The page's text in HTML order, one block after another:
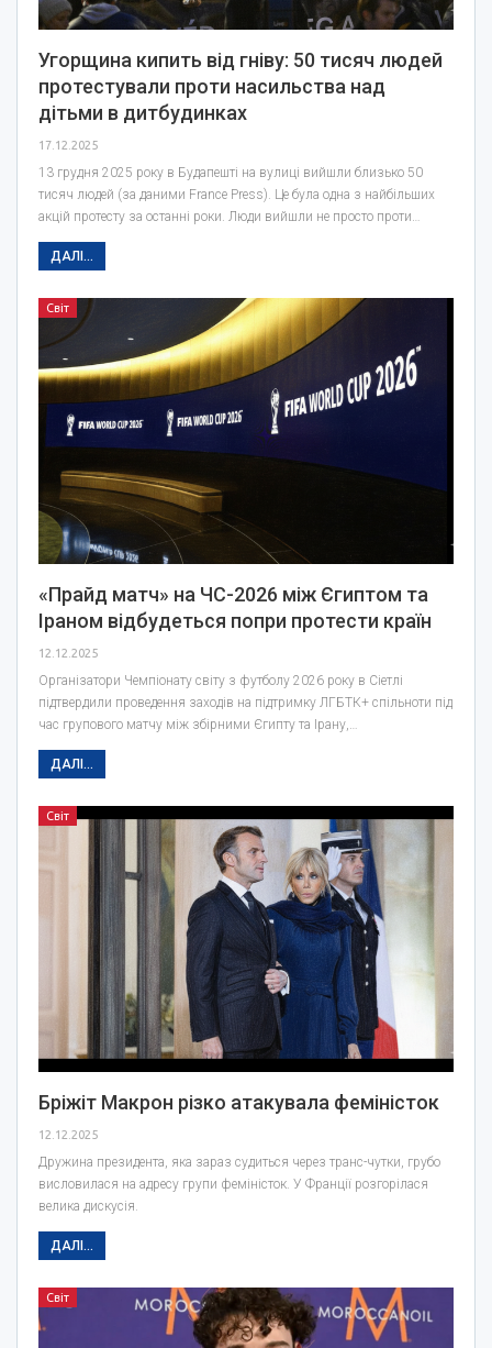
Угорщина кипить від гніву: 50 тисяч людей
протестували проти насильства над
дітьми в дитбудинках
17.12.2025
13 грудня 2025 року в Будапешті на вулиці вийшли близько 50
тисяч людей (за даними France Press). Це була одна з найбільших
акцій протесту за останні роки. Люди вийшли не просто проти…
ДАЛІ...
Світ
«Прайд матч» на ЧС-2026 між Єгиптом та
Іраном відбудеться попри протести країн
12.12.2025
Організатори Чемпіонату світу з футболу 2026 року в Сіетлі
підтвердили проведення заходів на підтримку ЛГБТК+ спільноти під
час групового матчу між збірними Єгипту та Ірану,…
ДАЛІ...
Світ
Бріжіт Макрон різко атакувала феміністок
12.12.2025
Дружина президента, яка зараз судиться через транс-чутки, грубо
висловилася на адресу групи феміністок. У Франції розгорілася
велика дискусія.
ДАЛІ...
Світ